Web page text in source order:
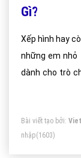
Gì?
Xếp hình hay
những em nhỏ
dành cho trò
Bài viết tạo bởi:
nhập(1603)